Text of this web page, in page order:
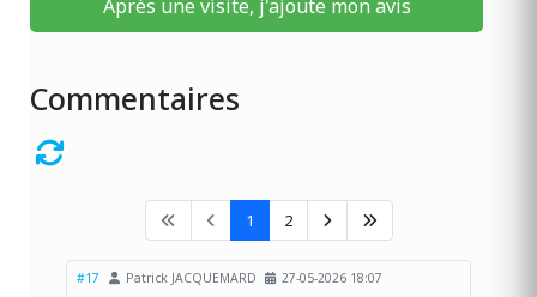
Après une visite, j'ajoute mon avis
Commentaires
1 2
#17 Patrick JACQUEMARD 27-05-2026 18:07